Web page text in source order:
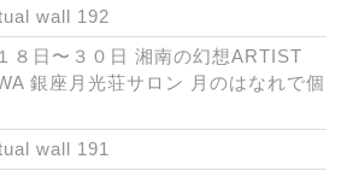
wall 192
８日〜３０日 湘南の幻想ARTIST
銀座月光荘サロン 月のはなれで個
wall 191